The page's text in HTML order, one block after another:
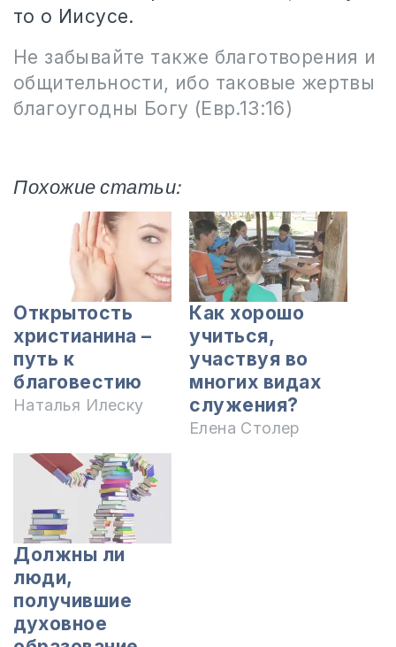
то о Иисусе.
Не забывайте также благотворения и
общительности, ибо таковые жертвы
благоугодны Богу (Евр.13:16)
Похожие статьи:
Открытость
христианина –
путь к
благовестию
Наталья Илеску
Как хорошо
учиться,
участвуя во
многих видах
служения?
Елена Столер
Должны ли
люди,
получившие
духовное